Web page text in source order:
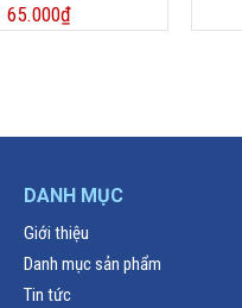
65.000₫
DANH MỤC
Giới thiệu
Danh mục sản phẩm
Tin tức